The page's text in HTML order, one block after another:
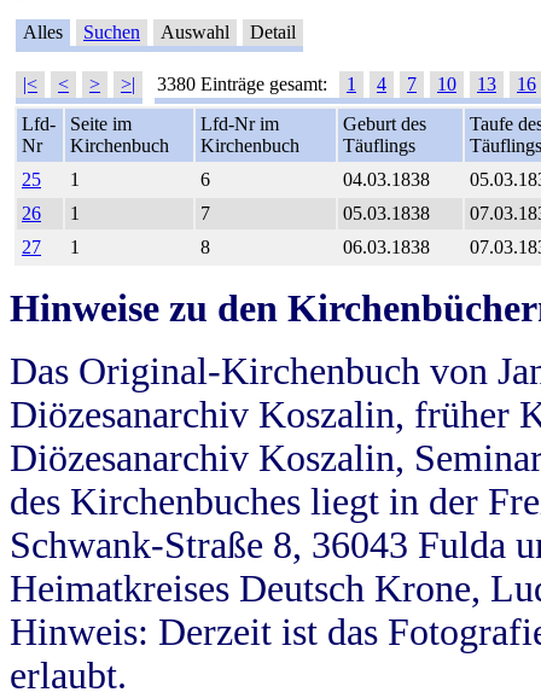
Alles Suchen Auswahl Detail
|< < > >| 3380 Einträge gesamt: 1 4 7 10 13
16
Lfd-
Nr
Seite im
Kirchenbuch
Lfd-Nr im
Kirchenbuch
Geburt des
Täuflings
Taufe
Täuflings
25
1 6 04.03.1838
26
1 7 05.03.1838
27
1 8 06.03.1838
Hinweise zu den
Das Original-Kirchenbuch von
Diözesanarchiv Koszalin, früher
Diözesanarchiv Koszalin,
des Kirchenbuches liegt in der
Schwank-Straße 8, 36043 Fulda
Heimatkreises Deutsch Krone,
Hinweis: Derzeit ist das
erlaubt.